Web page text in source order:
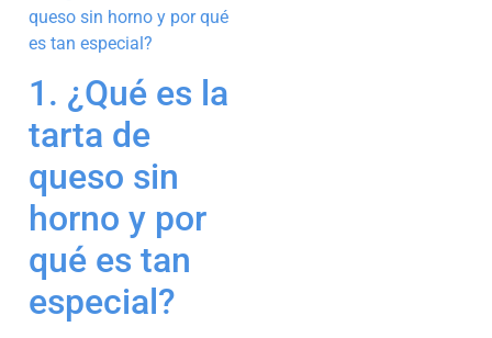
1. ¿Qué es la
tarta de
queso sin
horno y por
qué es tan
especial?